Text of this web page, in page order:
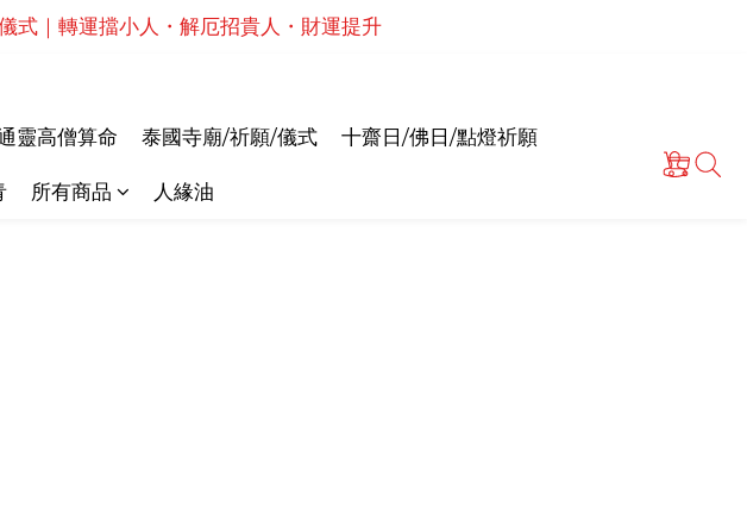
定善緣桃花燈｜泰國高僧祈願點燈儀式
式｜轉運擋小人・解厄招貴人・財運提升
增強人緣魅力・感情和合・招正緣桃花
定善緣桃花燈｜泰國高僧祈願點燈儀式
靈高僧算命 泰國寺廟/祈願/儀式 十齋日/佛日/點燈祈願
所有商品 人緣油